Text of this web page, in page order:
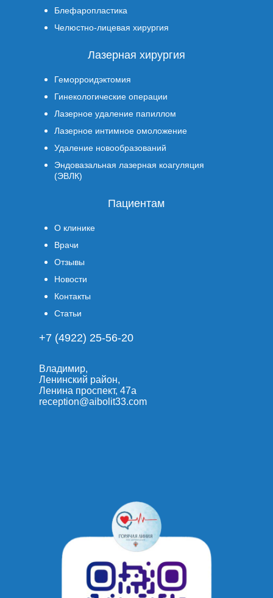
Блефаропластика
Челюстно-лицевая хирургия
Лазерная хирургия
Геморроидэктомия
Гинекологические операции
Лазерное удаление папиллом
Лазерное интимное омоложение
Удаление новообразований
Эндовазальная лазерная коагуляция
(ЭВЛК)
Пациентам
О клинике
Врачи
Отзывы
Новости
Контакты
Статьи
+7 (4922) 25-56-20
Владимир,
Ленинский район,
Ленина проспект, 47а
reception@aibolit33.com